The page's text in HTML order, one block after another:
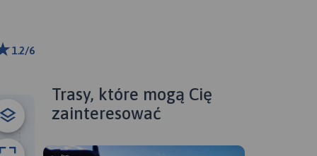
1.2/6
Trasy, które mogą Cię
zainteresować